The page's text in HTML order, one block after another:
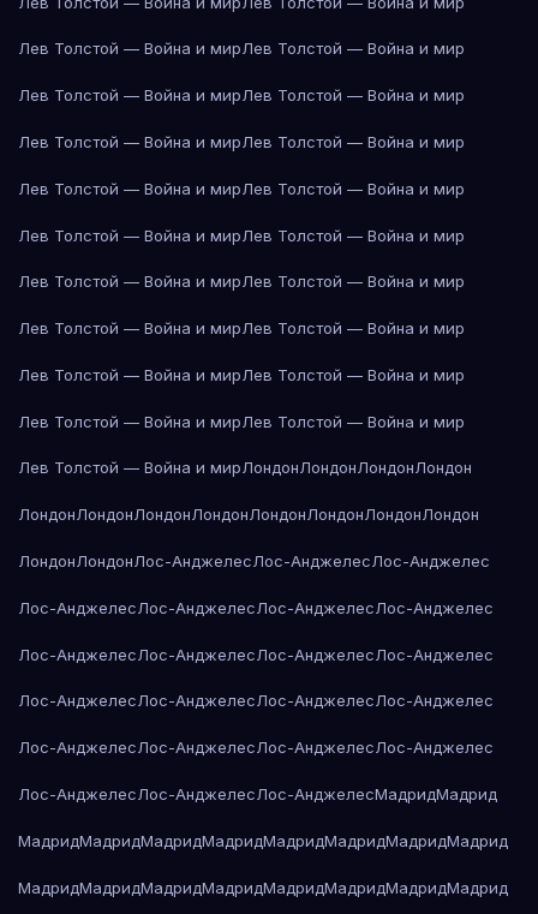
Лев Толстой — Война и мирЛев Толстой — Война и мир
Лев Толстой — Война и мирЛев Толстой — Война и мир
Лев Толстой — Война и мирЛев Толстой — Война и мир
Лев Толстой — Война и мирЛев Толстой — Война и мир
Лев Толстой — Война и мирЛев Толстой — Война и мир
Лев Толстой — Война и мирЛев Толстой — Война и мир
Лев Толстой — Война и мирЛев Толстой — Война и мир
Лев Толстой — Война и мирЛев Толстой — Война и мир
Лев Толстой — Война и мирЛев Толстой — Война и мир
Лев Толстой — Война и мирЛондонЛондонЛондонЛондон
ЛондонЛондонЛондонЛондонЛондонЛондонЛондонЛондон
ЛондонЛондонЛос-АнджелесЛос-АнджелесЛос-Анджелес
Лос-АнджелесЛос-АнджелесЛос-АнджелесЛос-Анджелес
Лос-АнджелесЛос-АнджелесЛос-АнджелесЛос-Анджелес
Лос-АнджелесЛос-АнджелесЛос-АнджелесЛос-Анджелес
Лос-АнджелесЛос-АнджелесЛос-АнджелесЛос-Анджелес
Лос-АнджелесЛос-АнджелесЛос-АнджелесМадридМадрид
МадридМадридМадридМадридМадридМадридМадридМадрид
МадридМадридМадридМадридМадридМадридМадридМадрид